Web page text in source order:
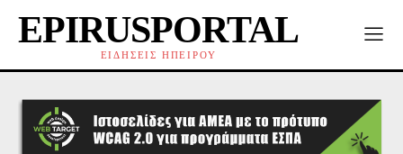
EPIRUSPORTAL
ΕΙΔΗΣΕΙΣ ΗΠΕΙΡΟΥ